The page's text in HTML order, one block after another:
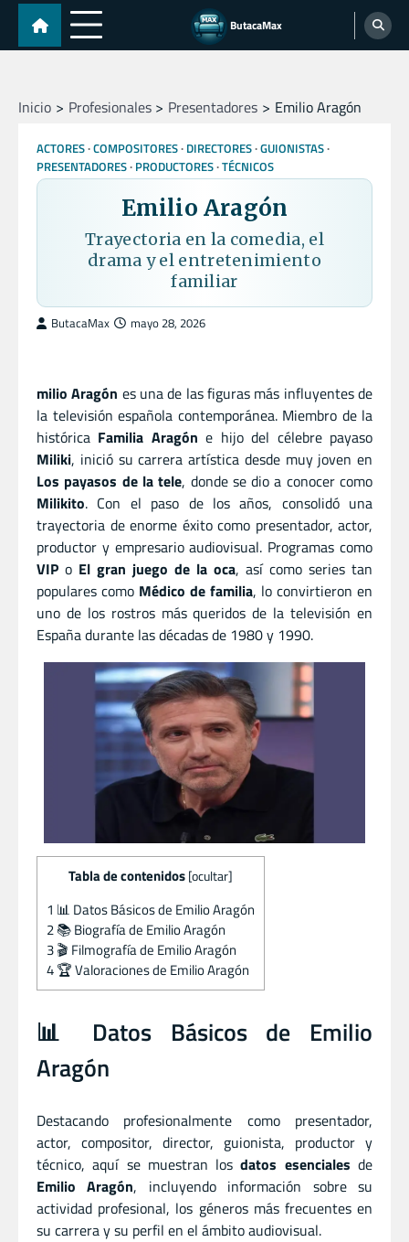
Skip
content
ButacaMax
Inicio Profesionales Presentadores Emilio Aragón
ACTORES COMPOSITORES DIRECTORES GUIONISTAS
PRESENTADORES PRODUCTORES TÉCNICOS
Emilio Aragón
Trayectoria en la comedia, el
drama y el entretenimiento
familiar
ButacaMax mayo 28, 2026
milio Aragón es una de las figuras más influyentes de
la televisión española contemporánea. Miembro de la
histórica Familia Aragón e hijo del célebre payaso
Miliki, inició su carrera artística desde muy joven en
Los payasos de la tele, donde se dio a conocer como
Milikito. Con el paso de los años, consolidó una
trayectoria de enorme éxito como presentador, actor,
productor y empresario audiovisual. Programas como
VIP o El gran juego de la oca, así como series tan
populares como Médico de familia, lo convirtieron en
uno de los rostros más queridos de la televisión en
España durante las décadas de 1980 y 1990.
Tabla de contenidos [ocultar]
1 📊 Datos Básicos de Emilio Aragón
2📚 Biografía de Emilio Aragón
3🎬 Filmografía de Emilio Aragón
4🏆 Valoraciones de Emilio Aragón
📊 Datos Básicos de Emilio
Aragón
Destacando profesionalmente como presentador,
actor, compositor, director, guionista, productor y
técnico, aquí se muestran losdatos esenciales de
Emilio Aragón, incluyendo información sobre su
actividad profesional, los géneros más frecuentes en
su carrera y su perfil en el ámbito audiovisual.